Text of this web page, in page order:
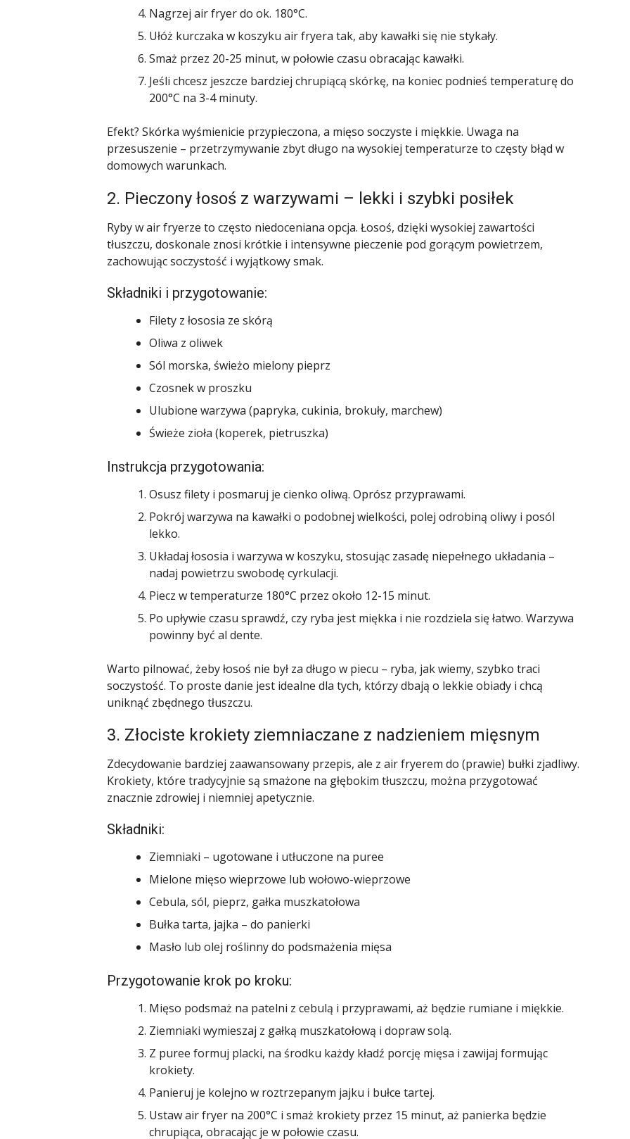
Nagrzej air fryer do ok. 180°C.
Ułóż kurczaka w koszyku air fryera tak, aby kawałki się nie stykały.
Smaż przez 20-25 minut, w połowie czasu obracając kawałki.
Jeśli chcesz jeszcze bardziej chrupiącą skórkę, na koniec podnieś temperaturę do
200°C na 3-4 minuty.
Efekt? Skórka wyśmienicie przypieczona, a mięso soczyste i miękkie. Uwaga na
przesuszenie – przetrzymywanie zbyt długo na wysokiej temperaturze to częsty błąd w
domowych warunkach.
2. Pieczony łosoś z warzywami – lekki i szybki posiłek
Ryby w air fryerze to często niedoceniana opcja. Łosoś, dzięki wysokiej zawartości
tłuszczu, doskonale znosi krótkie i intensywne pieczenie pod gorącym powietrzem,
zachowując soczystość i wyjątkowy smak.
Składniki i przygotowanie:
Filety z łososia ze skórą
Oliwa z oliwek
Sól morska, świeżo mielony pieprz
Czosnek w proszku
Ulubione warzywa (papryka, cukinia, brokuły, marchew)
Świeże zioła (koperek, pietruszka)
Instrukcja przygotowania:
Osusz filety i posmaruj je cienko oliwą. Oprósz przyprawami.
Pokrój warzywa na kawałki o podobnej wielkości, polej odrobiną oliwy i posól
lekko.
Układaj łososia i warzywa w koszyku, stosując zasadę niepełnego układania –
nadaj powietrzu swobodę cyrkulacji.
Piecz w temperaturze 180°C przez około 12-15 minut.
Po upływie czasu sprawdź, czy ryba jest miękka i nie rozdziela się łatwo. Warzywa
powinny być al dente.
Warto pilnować, żeby łosoś nie był za długo w piecu – ryba, jak wiemy, szybko traci
soczystość. To proste danie jest idealne dla tych, którzy dbają o lekkie obiady i chcą
uniknąć zbędnego tłuszczu.
3. Złociste krokiety ziemniaczane z nadzieniem mięsnym
Zdecydowanie bardziej zaawansowany przepis, ale z air fryerem do (prawie) bułki zjadliwy.
Krokiety, które tradycyjnie są smażone na głębokim tłuszczu, można przygotować
znacznie zdrowiej i niemniej apetycznie.
Składniki:
Ziemniaki – ugotowane i utłuczone na puree
Mielone mięso wieprzowe lub wołowo-wieprzowe
Cebula, sól, pieprz, gałka muszkatołowa
Bułka tarta, jajka – do panierki
Masło lub olej roślinny do podsmażenia mięsa
Przygotowanie krok po kroku:
Mięso podsmaż na patelni z cebulą i przyprawami, aż będzie rumiane i miękkie.
Ziemniaki wymieszaj z gałką muszkatołową i dopraw solą.
Z puree formuj placki, na środku każdy kładź porcję mięsa i zawijaj formując
krokiety.
Panieruj je kolejno w roztrzepanym jajku i bułce tartej.
Ustaw air fryer na 200°C i smaż krokiety przez 15 minut, aż panierka będzie
chrupiąca, obracając je w połowie czasu.